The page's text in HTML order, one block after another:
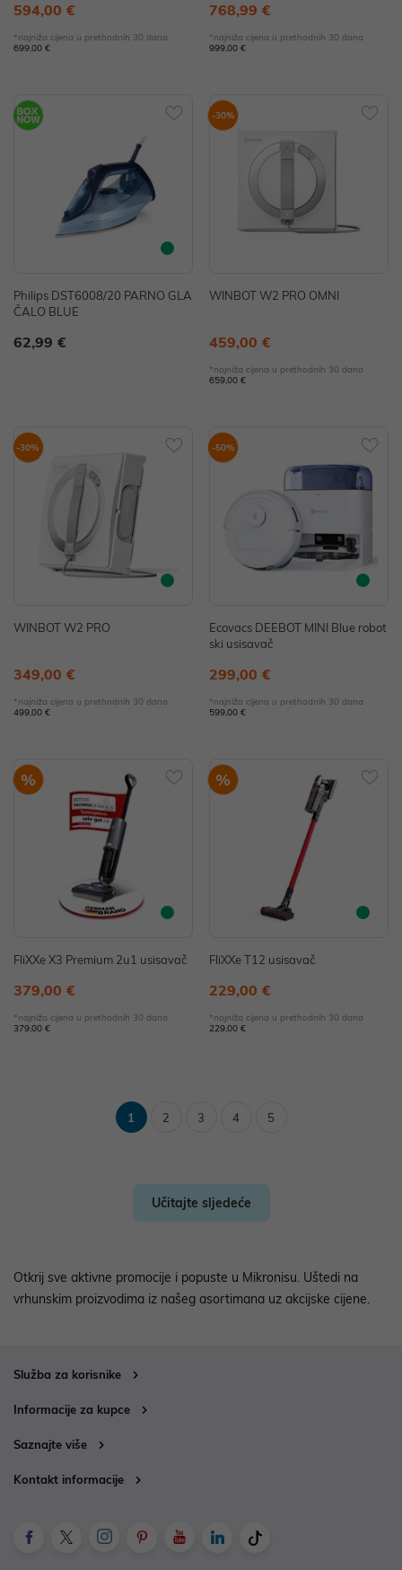
594,00 €
*najniža cijena u prethodnih 30 dana
699,00 €
768,99 €
*najniža cijena u prethodnih 30 dana
999,00 €
Philips DST6008/20 PARNO GLA
ČALO BLUE
62,99 €
-30%
WINBOT W2 PRO OMNI
459,00 €
*najniža cijena u prethodnih 30 dana
659,00 €
-30%
WINBOT W2 PRO
349,00 €
*najniža cijena u prethodnih 30 dana
499,00 €
-50%
Ecovacs DEEBOT MINI Blue robot
ski usisavač
299,00 €
*najniža cijena u prethodnih 30 dana
599,00 €
%
FliXXe X3 Premium 2u1 usisavač
379,00 €
*najniža cijena u prethodnih 30 dana
379,00 €
%
FliXXe T12 usisavač
229,00 €
*najniža cijena u prethodnih 30 dana
229,00 €
1 2 3 4 5
Učitajte sljedeće
Otkrij sve aktivne promocije i popuste u Mikronisu. Uštedi na
vrhunskim proizvodima iz našeg asortimana uz akcijske cijene.
Služba za korisnike
Informacije za kupce
Saznajte više
Kontakt informacije